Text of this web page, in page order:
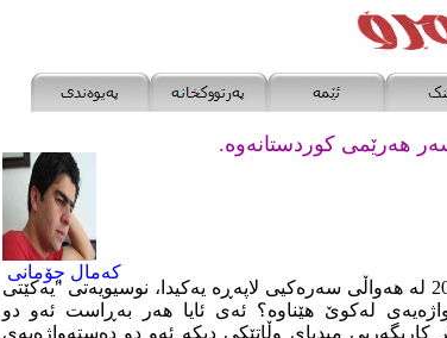
هەرێمی کوردستانەوە.
کەمال چۆمانی
رۆژنامەی ئاوێنە، لە ژمارە 205 رۆژی سێشەمە، 12-1-2010 لە هەواڵی سەرەکیی لاپەڕە یەکیدا، نوسیویەتی "یه‌کێتی‌
لەکوێ هێناوە؟ ئەی ئایا هەر بەڕاست ئەو دو
کاریگەریی میدیای وڵاتێکی دیکە ئەو دو دەستەواژەیەی